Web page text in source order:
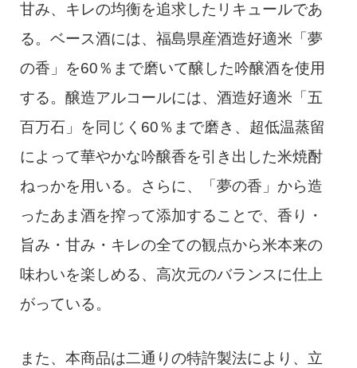
甘み、キレの均衡を追求したリキュールであ
る。ベース酒には、福島県産酒造好適米「夢
の香」を60％まで磨いて醸した吟醸酒を使用
する。醸造アルコールには、酒造好適米「五
百万石」を同じく60％まで磨き、超低温蒸留
によって華やかな吟醸香を引き出した米焼酎
ねっかを用いる。さらに、「夢の香」から造
ったあま酒を搾って添加することで、香り・
旨み・甘み・キレの全ての観点から米本来の
味わいを楽しめる、高次元のバランスに仕上
がっている。
また、本商品は二通りの特許製法により、立